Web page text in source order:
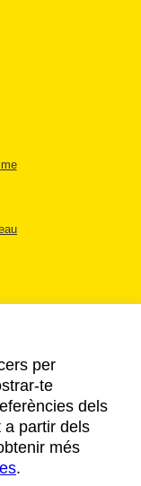
per
te
dels
a partir dels
més
.